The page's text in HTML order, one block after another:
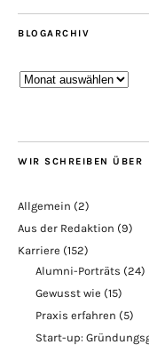
BLOGARCHIV
Blogarchiv
WIR SCHREIBEN ÜBER
Allgemein (2)
Aus der Redaktion (9)
Karriere (152)
Alumni-Porträts (24)
Gewusst wie (15)
Praxis erfahren (5)
Start-up: